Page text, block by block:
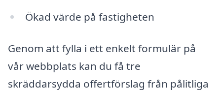
Ökad värde på fastigheten
Genom att fylla i ett enkelt formulär på
vår webbplats kan du få tre
skräddarsydda offertförslag från pålitliga